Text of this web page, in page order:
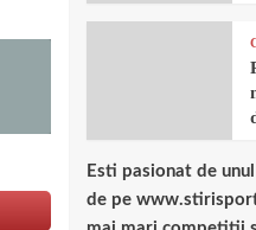
Esti pasionat de
de pe